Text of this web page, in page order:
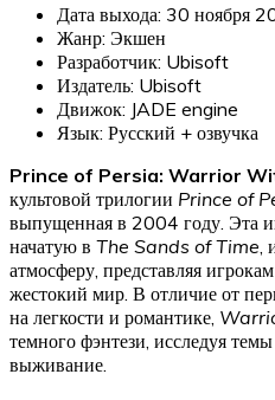
Дата выхода: 30 ноября
Жанр: Экшен
Разработчик: Ubisoft
Издатель: Ubisoft
Движок: JADE engine
Язык: Русский + озвучка
Prince of Persia: Warrior
культовой трилогии Prince of
выпущенная в 2004 году. Эта
начатую в The Sands of Time
атмосферу, представляя
жестокий мир. В отличие от
на легкости и романтике,
темного фэнтези, исследуя
выживание.